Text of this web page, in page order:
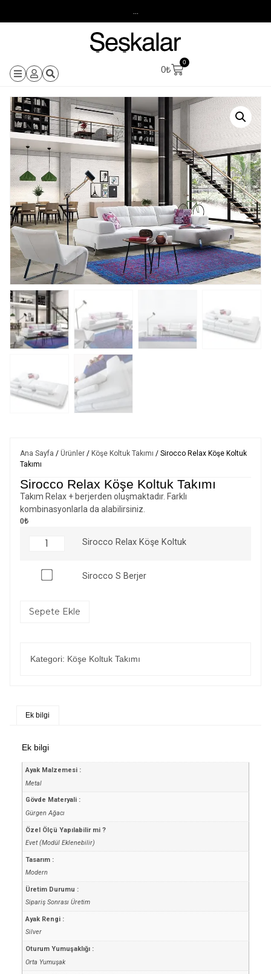
0₺
0
Ana Sayfa / Ürünler / Köşe Koltuk Takımı / Sirocco Relax Köşe Koltuk
Takımı
Sirocco Relax Köşe Koltuk Takımı
Takım Relax + berjerden oluşmaktadır. Farklı
kombinasyonlarla da alabilirsiniz.
0₺
Sirocco Relax Köşe Koltuk
Sirocco S Berjer
Sepete Ekle
Kategori: Köşe Koltuk Takımı
Ek bilgi
Ek bilgi
Ayak Malzemesi :
Metal
Gövde Materyali :
Gürgen Ağacı
Özel Ölçü Yapılabilir mi ?
Evet (Modül Eklenebilir)
Tasarım :
Modern
Üretim Durumu :
Sipariş Sonrası Üretim
Ayak Rengi :
Silver
Oturum Yumuşaklığı :
Orta Yumuşak